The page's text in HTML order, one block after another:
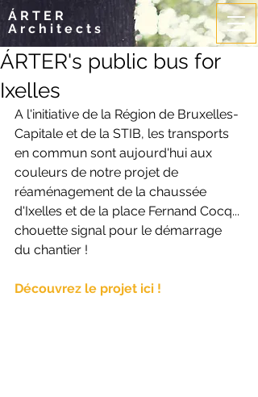
ÁRTER
Architects
ÁRTER's public bus for
Ixelles
A l'initiative de la Région de Bruxelles-
Capitale et de la STIB, les transports
en commun sont aujourd'hui aux
couleurs de notre projet de
réaménagement de la chaussée
d'Ixelles et de la place Fernand Cocq...
chouette signal pour le démarrage
du chantier !
Découvrez le projet ici !